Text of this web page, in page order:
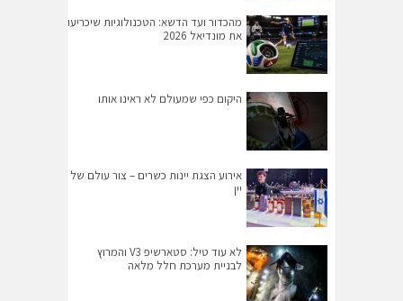
מהכדור ועד הדשא: הטכנולוגיות שיכריעו
את מונדיאל 2026
היקום כפי שמעולם לא ראינו אותו
אירוע הצגת יינות כשרים – צור עולם של
יין
לא עוד טיל: סטארשיפ V3 והמרוץ
לבניית מערכת חלל מלאה